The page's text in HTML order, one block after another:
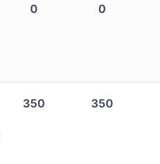
0 0
350 350